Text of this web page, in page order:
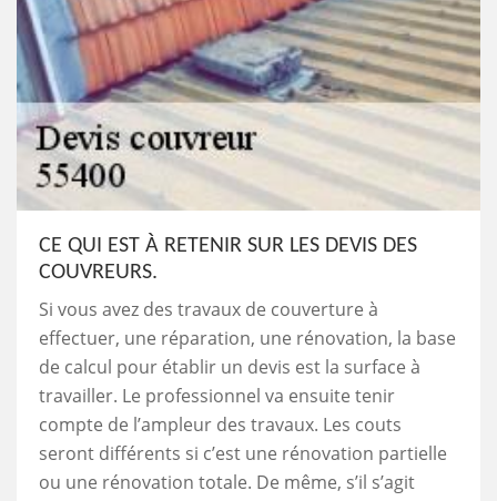
CE QUI EST À RETENIR SUR LES DEVIS DES
COUVREURS.
Si vous avez des travaux de couverture à
effectuer, une réparation, une rénovation, la base
de calcul pour établir un devis est la surface à
travailler. Le professionnel va ensuite tenir
compte de l’ampleur des travaux. Les couts
seront différents si c’est une rénovation partielle
ou une rénovation totale. De même, s’il s’agit